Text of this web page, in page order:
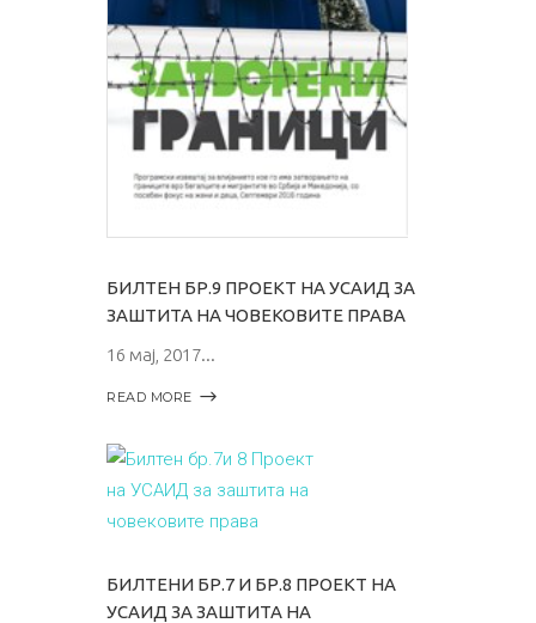
БИЛТЕН БР.9 ПРОЕКТ НА УСАИД ЗА
ЗАШТИТА НА ЧОВЕКОВИТЕ ПРАВА
16 мај, 2017
READ MORE
БИЛТЕНИ БР.7 И БР.8 ПРОЕКТ НА
УСАИД ЗА ЗАШТИТА НА